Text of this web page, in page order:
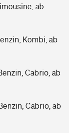
ab
Kombi, ab
Cabrio, ab
Cabrio, ab